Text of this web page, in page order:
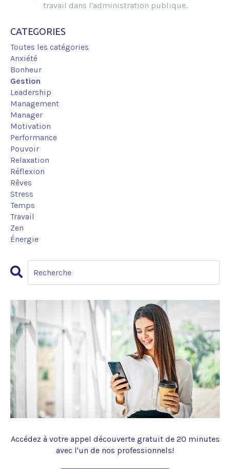
travail dans l'administration publique.
CATEGORIES
Toutes les catégories
Anxiété
Bonheur
Gestion
Leadership
Management
Manager
Motivation
Performance
Pouvoir
Relaxation
Réflexion
Rêves
Stress
Temps
Travail
Zen
Énergie
Accédez à votre appel découverte gratuit de 20 minutes
avec l'un de nos professionnels!